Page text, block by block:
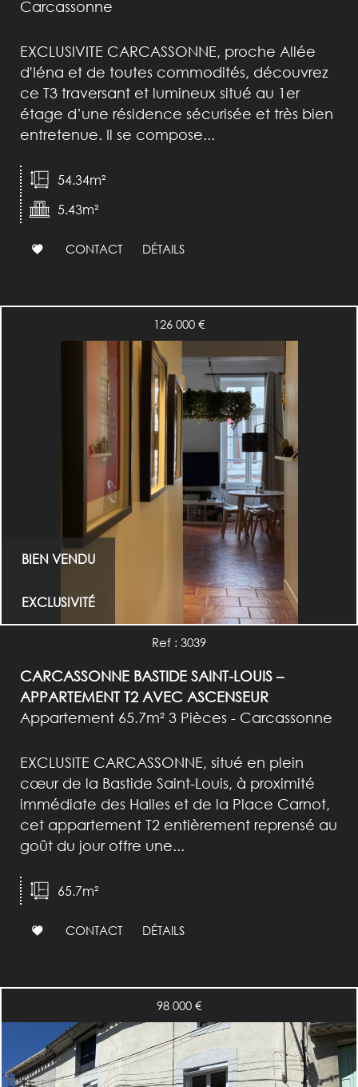
Carcassonne
EXCLUSIVITE CARCASSONNE, proche Allée
d'Iéna et de toutes commodités, découvrez
ce T3 traversant et lumineux situé au 1er
étage d’une résidence sécurisée et très bien
entretenue. Il se compose...
54.34m²
5.43m²
CONTACT DÉTAILS
BIEN VENDU
EXCLUSIVITÉ
126 000 €
Ref : 3039
CARCASSONNE BASTIDE SAINT-LOUIS –
APPARTEMENT T2 AVEC ASCENSEUR
Appartement 65.7m² 3 Pièces - Carcassonne
EXCLUSITE CARCASSONNE, situé en plein
cœur de la Bastide Saint-Louis, à proximité
immédiate des Halles et de la Place Carnot,
cet appartement T2 entièrement reprensé au
goût du jour offre une...
65.7m²
CONTACT DÉTAILS
98 000 €